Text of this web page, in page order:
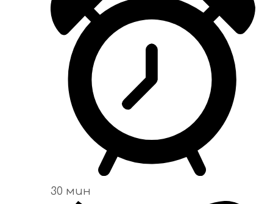
30 мин